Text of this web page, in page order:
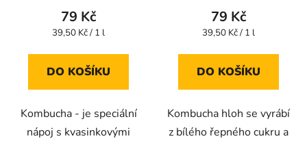
produktu
je
z
79 Kč
Měrná
39,50 Kč / 1 l
DO KOŠÍKU
Kombucha - je speciální
nápoj s kvasinkovými
produktu
je
z
79 Kč
Měrná
39,50 Kč / 1 l
DO KOŠÍKU
Kombucha hloh se vyrábí
z bílého řepného cukru a